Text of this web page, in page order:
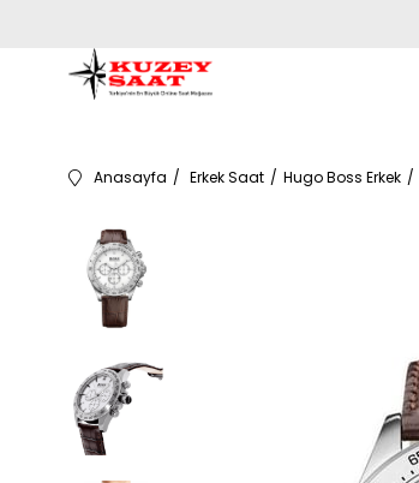
Anasayfa Erkek Saat Hugo Boss Erkek